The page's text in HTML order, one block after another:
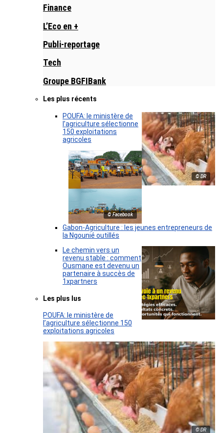
Finance
L’Eco en +
Publi-reportage
Tech
Groupe BGFIBank
Les plus récents
© DR
POUFA: le ministère de
l’agriculture sélectionne
150 exploitations
agricoles
© Facebook
Gabon-Agriculture : les jeunes entrepreneurs de
la Ngounié outillés
Le chemin vers un
revenu stable : comment
Ousmane est devenu un
partenaire à succès de
1xpartners
Les plus lus
POUFA: le ministère de
l’agriculture sélectionne 150
exploitations agricoles
© DR